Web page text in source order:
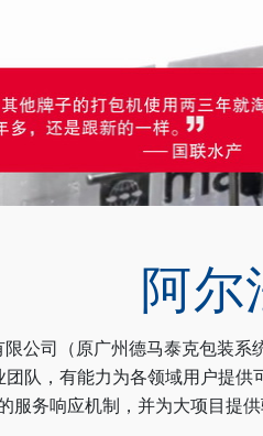
阿尔
司（原广州德马泰克包装系
队，有能力为各领域用户提
服务响应机制，并为大项目提